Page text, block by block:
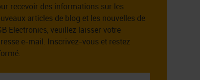
recevoir des informations sur les
articles de blog et les nouvelles de
Electronics, veuillez laisser votre
e-mail. Inscrivez-vous et restez